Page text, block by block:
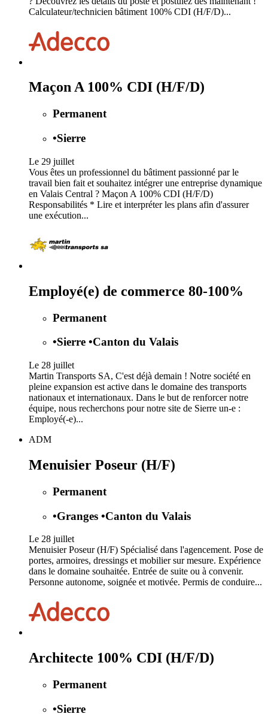
Calculateur/technicien bâtiment 100% CDI (H/F/D)...
Maçon A 100% CDI (H/F/D)
Permanent
•Sierre
Le 29 juillet
Vous êtes un professionnel du bâtiment passionné par le
travail bien fait et souhaitez intégrer une entreprise dynamique
en Valais Central ? Maçon A 100% CDI (H/F/D)
Responsabilités * Lire et interpréter les plans afin d'assurer
une exécution...
Employé(e) de commerce 80-100%
Permanent
•Sierre •Canton du Valais
Le 28 juillet
Martin Transports SA, C'est déjà demain ! Notre société en
pleine expansion est active dans le domaine des transports
nationaux et internationaux. Dans le but de renforcer notre
équipe, nous recherchons pour notre site de Sierre un-e :
Employé(-e)...
ADM
Menuisier Poseur (H/F)
Permanent
•Granges •Canton du Valais
Le 28 juillet
Menuisier Poseur (H/F) Spécialisé dans l'agencement. Pose de
portes, armoires, dressings et mobilier sur mesure. Expérience
dans le domaine souhaitée. Entrée de suite ou à convenir.
Personne autonome, soignée et motivée. Permis de conduire...
Architecte 100% CDI (H/F/D)
Permanent
•Sierre